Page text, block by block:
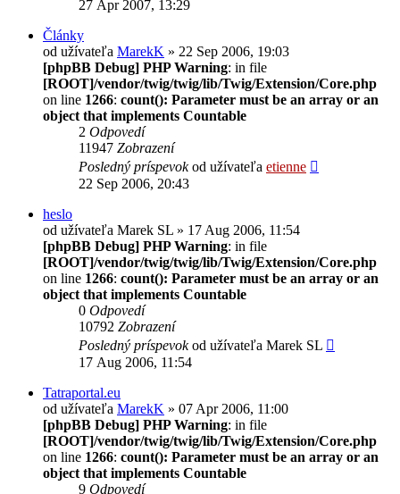
27 Apr 2007, 13:29
Články
od užívateľa MarekK » 22 Sep 2006, 19:03
[phpBB Debug] PHP Warning: in file
[ROOT]/vendor/twig/twig/lib/Twig/Extension/Core.php
on line 1266: count(): Parameter must be an array or an
object that implements Countable
2 Odpovedí
11947 Zobrazení
Posledný príspevokod užívateľa etienne
22 Sep 2006, 20:43
heslo
od užívateľa Marek SL » 17 Aug 2006, 11:54
[phpBB Debug] PHP Warning: in file
[ROOT]/vendor/twig/twig/lib/Twig/Extension/Core.php
on line 1266: count(): Parameter must be an array or an
object that implements Countable
0 Odpovedí
10792 Zobrazení
Posledný príspevokod užívateľa Marek SL
17 Aug 2006, 11:54
Tatraportal.eu
od užívateľa MarekK » 07 Apr 2006, 11:00
[phpBB Debug] PHP Warning: in file
[ROOT]/vendor/twig/twig/lib/Twig/Extension/Core.php
on line 1266: count(): Parameter must be an array or an
object that implements Countable
9 Odpovedí